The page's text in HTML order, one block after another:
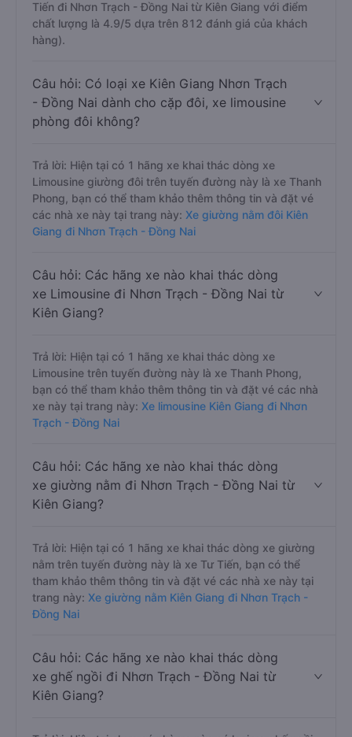
Tiến đi Nhơn Trạch - Đồng Nai từ Kiên Giang với điểm
chất lượng là 4.9/5 dựa trên 812 đánh giá của khách
hàng).
Câu hỏi: Có loại xe Kiên Giang Nhơn Trạch
- Đồng Nai dành cho cặp đôi, xe limousine
phòng đôi không?
Trả lời: Hiện tại có 1 hãng xe khai thác dòng xe
Limousine giường đôi trên tuyến đường này là xe Thanh
Phong, bạn có thể tham khảo thêm thông tin và đặt vé
các nhà xe này tại trang này: Xe giường nằm đôi Kiên
Giang đi Nhơn Trạch - Đồng Nai
Câu hỏi: Các hãng xe nào khai thác dòng
xe Limousine đi Nhơn Trạch - Đồng Nai từ
Kiên Giang?
Trả lời: Hiện tại có 1 hãng xe khai thác dòng xe
Limousine trên tuyến đường này là xe Thanh Phong,
bạn có thể tham khảo thêm thông tin và đặt vé các nhà
xe này tại trang này: Xe limousine Kiên Giang đi Nhơn
Trạch - Đồng Nai
Câu hỏi: Các hãng xe nào khai thác dòng
xe giường nằm đi Nhơn Trạch - Đồng Nai từ
Kiên Giang?
Trả lời: Hiện tại có 1 hãng xe khai thác dòng xe giường
nằm trên tuyến đường này là xe Tư Tiến, bạn có thể
tham khảo thêm thông tin và đặt vé các nhà xe này tại
trang này: Xe giường nằm Kiên Giang đi Nhơn Trạch -
Đồng Nai
Câu hỏi: Các hãng xe nào khai thác dòng
xe ghế ngồi đi Nhơn Trạch - Đồng Nai từ
Kiên Giang?